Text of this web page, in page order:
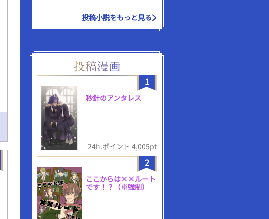
投稿小説をもっと見る
1
秒針のアンタレス
24h.ポイント 4,005pt
2
ここからは××ルート
です！？（※強制）